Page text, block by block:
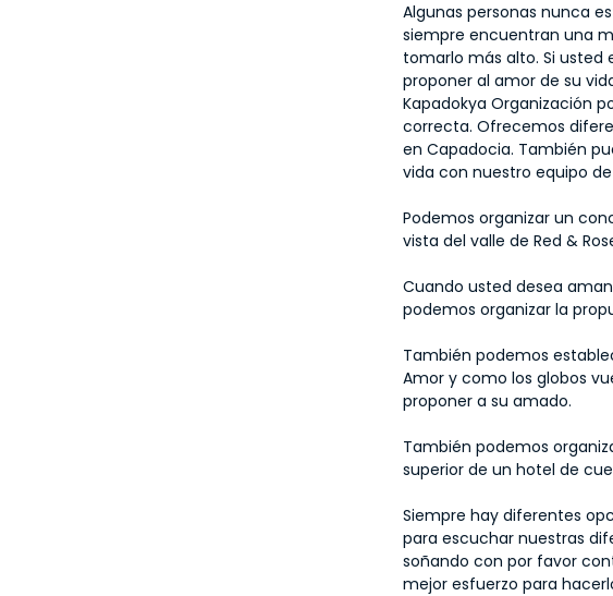
Algunas personas nunca
siempre encuentran una
tomarlo más alto. Si usted
proponer al amor de su
Kapadokya Organización
correcta. Ofrecemos
en Capadocia. También
vida con nuestro equipo
Podemos organizar un
vista del valle de Red &
Cuando usted desea
podemos organizar la
También podemos
Amor y como los globos
proponer a su amado.
También podemos
superior de un hotel de
Siempre hay diferentes
para escuchar nuestras
soñando con por favor
mejor esfuerzo para